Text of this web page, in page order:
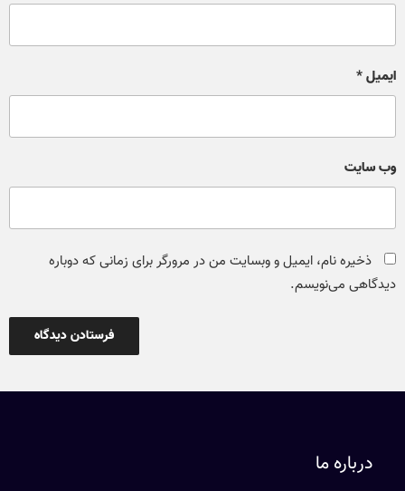
ایمیل*
وب‌ سایت
ذخیره نام، ایمیل و وبسایت من در مرورگر برای زمانی که دوباره
دیدگاهی می‌نویسم.
درباره ما